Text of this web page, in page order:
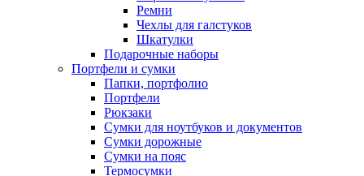
Ремни
Чехлы для галстуков
Шкатулки
Подарочные наборы
Портфели и сумки
Папки, портфолио
Портфели
Рюкзаки
Сумки для ноутбуков и документов
Сумки дорожные
Сумки на пояс
Термосумки